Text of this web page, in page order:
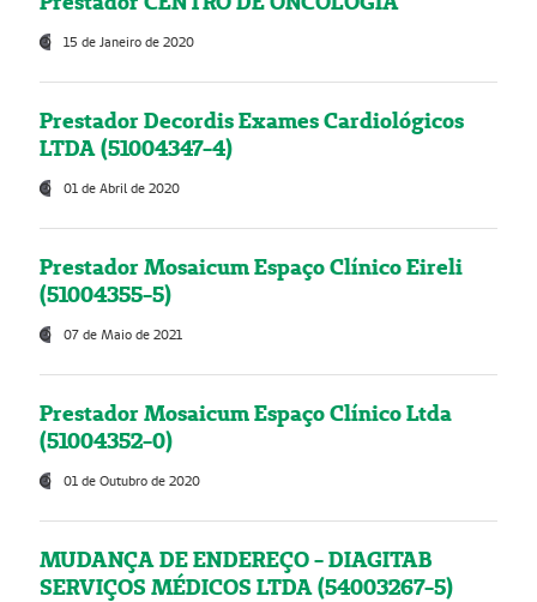
15 de Janeiro de 2020
Prestador Decordis Exames Cardiológicos
LTDA (51004347-4)
01 de Abril de 2020
Prestador Mosaicum Espaço Clínico Eireli
(51004355-5)
07 de Maio de 2021
Prestador Mosaicum Espaço Clínico Ltda
(51004352-0)
01 de Outubro de 2020
MUDANÇA DE ENDEREÇO - DIAGITAB
SERVIÇOS MÉDICOS LTDA (54003267-5)